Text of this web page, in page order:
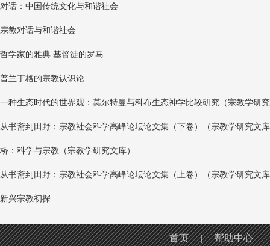
对话：中国传统文化与和谐社会
宗教对话与和谐社会
哲学家的雅典 基督徒的罗马
普兰丁格的宗教认识论
一种生态时代的世界观：莫尔特曼与科布生态神学比较研究（宗教学研
从书斋到田野：宗教社会科学高峰论坛论文集（下卷）（宗教学研究文
桥：科学与宗教（宗教学研究文库）
从书斋到田野：宗教社会科学高峰论坛论文集（上卷）（宗教学研究文
新兴宗教初探
首页 | 帮助中心 |